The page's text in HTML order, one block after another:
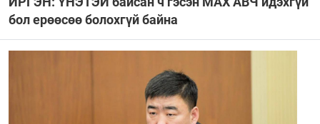
бол ерөөсөө болохгүй байна